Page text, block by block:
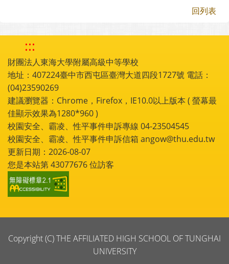
回列表
:::
財團法人東海大學附屬高級中等學校
地址：407224臺中市西屯區臺灣大道四段1727號 電話：
(04)23590269
建議瀏覽器：Chrome，Firefox，IE10.0以上版本 ( 螢幕最
佳顯示效果為1280*960 )
校園安全、霸凌、性平事件申訴專線 04-23504545
校園安全、霸凌、性平事件申訴信箱 angow@thu.edu.tw
更新日期：2026-08-07
您是本站第43077676位訪客
Copyright (C) THE AFFILIATED HIGH SCHOOL OF TUNGHAI
UNIVERSITY